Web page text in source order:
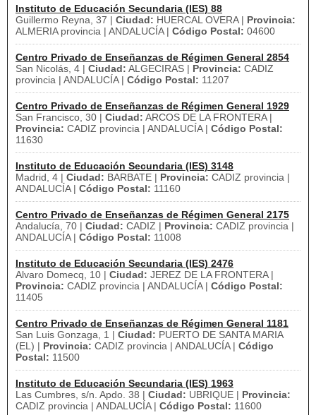
Instituto de Educación Secundaria (IES) 88
Guillermo Reyna, 37 | Ciudad: HUERCAL OVERA | Provincia:
ALMERIA provincia | ANDALUCÍA | Código Postal: 04600
Centro Privado de Enseñanzas de Régimen General 2854
San Nicolás, 4 | Ciudad: ALGECIRAS | Provincia: CADIZ
provincia | ANDALUCÍA | Código Postal: 11207
Centro Privado de Enseñanzas de Régimen General 1929
San Francisco, 30 | Ciudad: ARCOS DE LA FRONTERA |
Provincia: CADIZ provincia | ANDALUCÍA | Código Postal:
11630
Instituto de Educación Secundaria (IES) 3148
Madrid, 4 | Ciudad: BARBATE | Provincia: CADIZ provincia |
ANDALUCÍA | Código Postal: 11160
Centro Privado de Enseñanzas de Régimen General 2175
Andalucía, 70 | Ciudad: CADIZ | Provincia: CADIZ provincia |
ANDALUCÍA | Código Postal: 11008
Instituto de Educación Secundaria (IES) 2476
Alvaro Domecq, 10 | Ciudad: JEREZ DE LA FRONTERA |
Provincia: CADIZ provincia | ANDALUCÍA | Código Postal:
11405
Centro Privado de Enseñanzas de Régimen General 1181
San Luis Gonzaga, 1 | Ciudad: PUERTO DE SANTA MARIA
(EL) | Provincia: CADIZ provincia | ANDALUCÍA | Código
Postal: 11500
Instituto de Educación Secundaria (IES) 1963
Las Cumbres, s/n. Apdo. 38 | Ciudad: UBRIQUE | Provincia:
CADIZ provincia | ANDALUCÍA | Código Postal: 11600